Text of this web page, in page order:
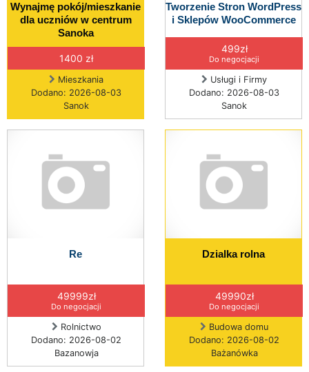
Wynajmę pokój/mieszkanie
dla uczniów w centrum
Sanoka
1400 zł
Mieszkania
Dodano: 2026-08-03
Sanok
Tworzenie Stron WordPress
i Sklepów WooCommerce
499zł
Do negocjacji
Usługi i Firmy
Dodano: 2026-08-03
Sanok
Re
49999zł
Do negocjacji
Rolnictwo
Dodano: 2026-08-02
Bazanowja
Dzialka rolna
49990zł
Do negocjacji
Budowa domu
Dodano: 2026-08-02
Bażanówka